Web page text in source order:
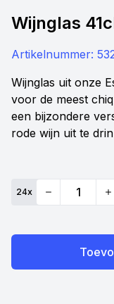
Wijnglas
Artikelnummer:
Wijnglas uit onze
voor de meest
een bijzondere
rode wijn uit te
24x
Quantity